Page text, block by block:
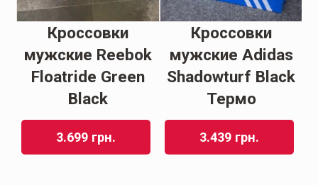
Кроссовки
мужские Reebok
Floatride Green
Black
3.699 грн.
Кроссовки
мужские Adidas
Shadowturf Black
Термо
3.439 грн.